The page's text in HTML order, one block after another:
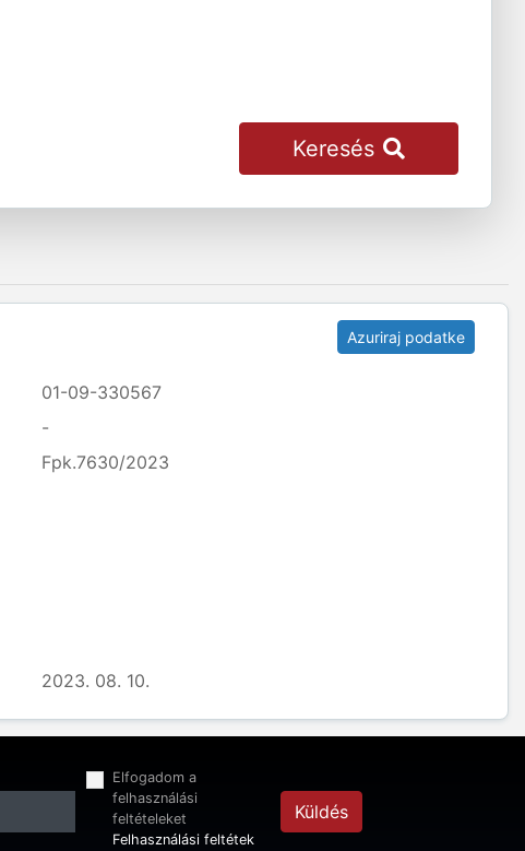
Keresés
Azuriraj podatke
01-09-330567
-
Fpk.7630/2023
2023. 08. 10.
Elfogadom a
felhasználási
feltételeket
Felhasználási feltétek
Küldés